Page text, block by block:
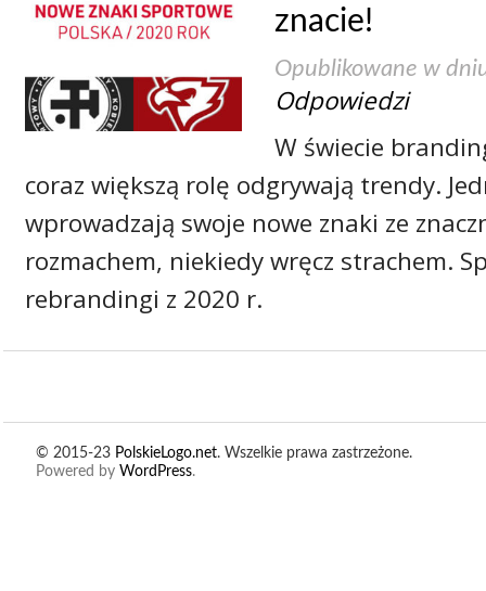
znacie!
Opublikowane w
Odpowiedzi
W świecie
coraz większą rolę odgrywają trendy.
wprowadzają swoje nowe znaki ze
rozmachem, niekiedy wręcz strachem.
rebrandingi z 2020 r.
© 2015-23 PolskieLogo.net. Wszelkie prawa zastrzeżone.
Powered by WordPress.